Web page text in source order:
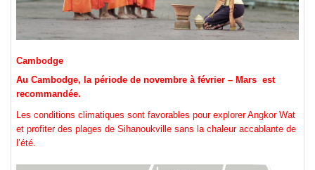
Cambodge
Au Cambodge, la période de novembre à février – Mars est
recommandée.
Les conditions climatiques sont favorables pour explorer Angkor Wat
et profiter des plages de Sihanoukville sans la chaleur accablante de
l’été.